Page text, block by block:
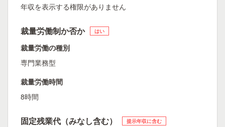
年収を表示する権限がありません
裁量労働制か否か はい
裁量労働の種別
専門業務型
裁量労働時間
8時間
固定残業代（みなし含む） 提示年収に含む